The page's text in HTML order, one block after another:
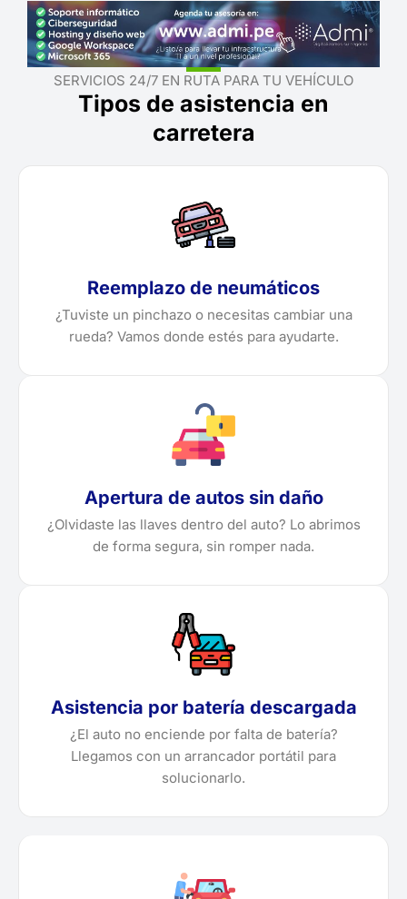
SERVICIOS 24/7 EN RUTA PARA TU VEHÍCULO
Tipos de asistencia en
carretera
Reemplazo de neumáticos
¿Tuviste un pinchazo o necesitas cambiar una
rueda? Vamos donde estés para ayudarte.
Apertura de autos sin daño
¿Olvidaste las llaves dentro del auto? Lo abrimos
de forma segura, sin romper nada.
Asistencia por batería descargada
¿El auto no enciende por falta de batería?
Llegamos con un arrancador portátil para
solucionarlo.